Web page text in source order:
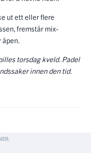
ut ett eller flere
fremstår mix-
åpen.
torsdag kveld. Padel
innen den tid.